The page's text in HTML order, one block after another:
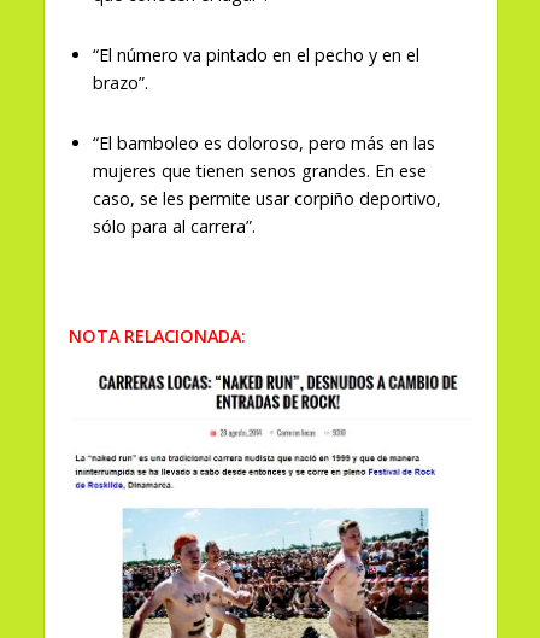
“El número va pintado en el pecho y en el
brazo”.
“El bamboleo es doloroso, pero más en las
mujeres que tienen senos grandes. En ese
caso, se les permite usar corpiño deportivo,
sólo para al carrera”.
NOTA RELACIONADA: